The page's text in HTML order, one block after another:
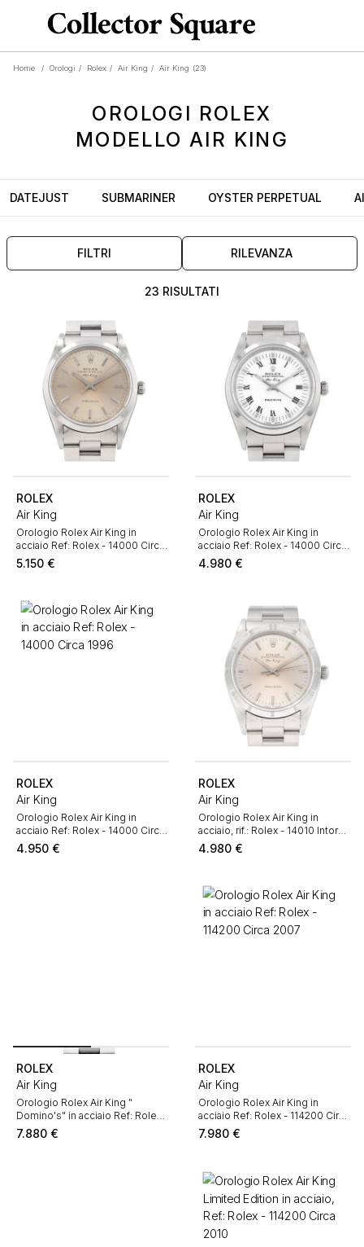
Home / Orologi / Rolex / Air King / Air King (23)
OROLOGI ROLEX
MODELLO AIR KING
DATEJUST SUBMARINER OYSTER PERPETUAL
FILTRI RILEVANZA
23 RISULTATI
ROLEX
Air King
Orologio Rolex Air King in
acciaio Ref: Rolex - 14000 Circa
1995
5.150 €
ROLEX
Air King
Orologio Rolex Air King in
acciaio Ref: Rolex - 14000 Circa
1993
4.980 €
ROLEX
Air King
Orologio Rolex Air King in
acciaio Ref: Rolex - 14000 Circa
1996
4.950 €
ROLEX
Air King
Orologio Rolex Air King in
acciaio, rif.: Rolex - 14010 Intorno
al 1991
4.980 €
ROLEX
Air King
Orologio Rolex Air King "
Domino's" in acciaio Ref: Rolex -
14000M Circa 2005
7.880 €
ROLEX
Air King
Orologio Rolex Air King in
acciaio Ref: Rolex - 114200 Circa
2007
7.980 €